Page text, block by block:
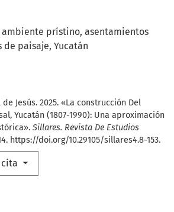
ambiente prístino asentamientos
de paisaje Yucatán
Jesús. 2025. «La construcción Del
Yucatán (1807-1990): Una aproximación
Sillares. Revista De Estudios
https://doi.org/10.29105/sillares4.8-153.
cita